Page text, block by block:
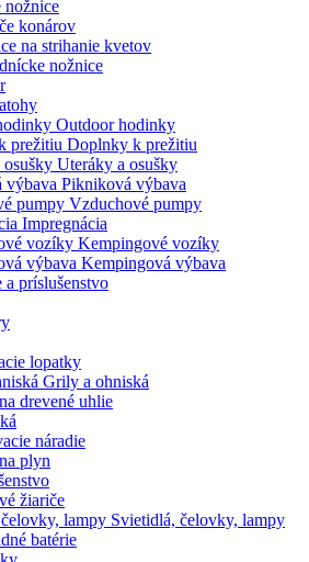
nožnice
konárov
na strihanie kvetov
nožnice
Outdoor hodinky
Doplnky k prežitiu
Uteráky a osušky
Pikniková výbava
Vzduchové pumpy
Impregnácia
Kempingové vozíky
Kempingová výbava
a príslušenstvo
lopatky
Grily a ohniská
drevené uhlie
náradie
plyn
žiariče
Svietidlá, čelovky, lampy
batérie